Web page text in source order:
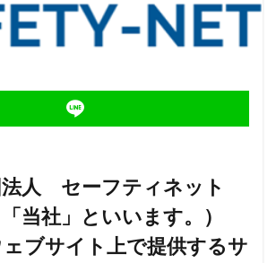
法人 セーフティネット
「当社」といいます。）
ブサイト上で提供するサ